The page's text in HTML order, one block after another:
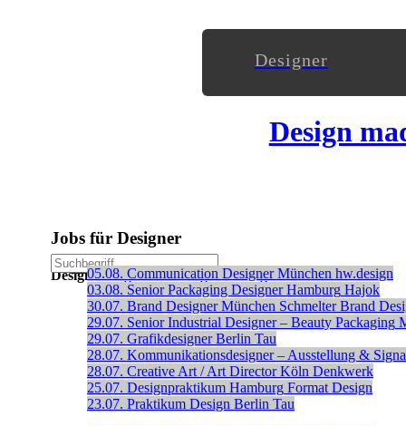
Designer
Design
Jobs für Designer
Designanzeigen ohne Registrierung veröffentlichen
Stellenanzeige schalten
05.08. Communication Designer München hw.design
03.08. Senior Packaging Designer Hamburg Hajok
30.07. Brand Designer München Schmelter Brand
29.07. Senior Industrial Designer – Beauty Packaging
29.07. Grafikdesigner Berlin Tau
28.07. Kommunikationsdesigner – Ausstellung &
28.07. Creative Art / Art Director Köln Denkwerk
25.07. Designpraktikum Hamburg Format Design
23.07. Praktikum Design Berlin Tau